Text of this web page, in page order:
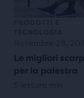
Le migliori
per la palestra